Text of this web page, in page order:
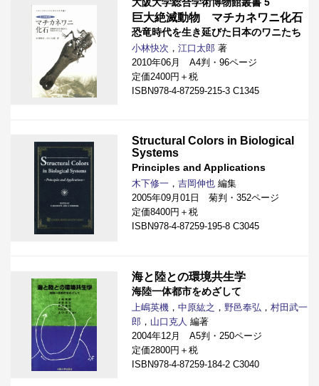
巨大絶滅動物 マチカネワニ化石
恐竜時代を生き延びた日本のワニたち
小林快次 ， 江口太郎 著
2010年06月 A4判・96ページ
定価2400円＋税
ISBN978-4-87259-215-3 C1345
Structural Colors in Biological
Systems
Principles and Applications
木下修一 ， 吉岡伸也 編集
2005年09月01日 菊判・352ページ
定価8400円＋税
ISBN978-4-87259-195-8 C3045
海と陸との環境共生学
海陸一体都市をめざして
上嶋英機 ， 中原紘之 ， 野邑奉弘 ， 村田武一
郎 ， 山口克人 編著
2004年12月 A5判・250ページ
定価2800円＋税
ISBN978-4-87259-184-2 C3040